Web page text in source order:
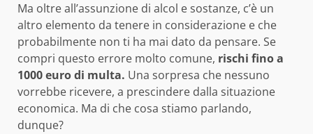
Ma oltre all’assunzione di alcol e sostanze, c’è un
altro elemento da tenere in considerazione e che
probabilmente non ti ha mai dato da pensare. Se
compri questo errore molto comune, rischi fino a
1000 euro di multa. Una sorpresa che nessuno
vorrebbe ricevere, a prescindere dalla situazione
economica. Ma di che cosa stiamo parlando,
dunque?